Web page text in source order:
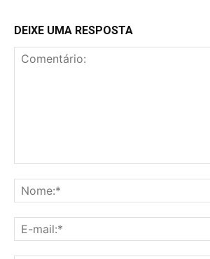
DEIXE UMA RESPOSTA